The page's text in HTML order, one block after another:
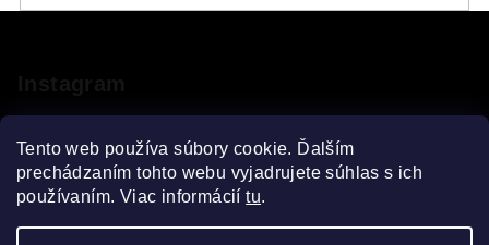
Tento web používa súbory cookie. Ďalším
prechádzaním tohto webu vyjadrujete súhlas s ich
používaním. Viac informáciítu.
ä
Sledovať na Instagrame